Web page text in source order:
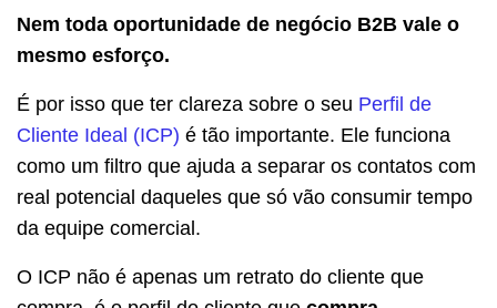
Nem toda oportunidade de negócio B2B vale o
mesmo esforço.
É por isso que ter clareza sobre o seu Perfil de
Cliente Ideal (ICP) é tão importante. Ele funciona
como um filtro que ajuda a separar os contatos com
real potencial daqueles que só vão consumir tempo
da equipe comercial.
O ICP não é apenas um retrato do cliente que